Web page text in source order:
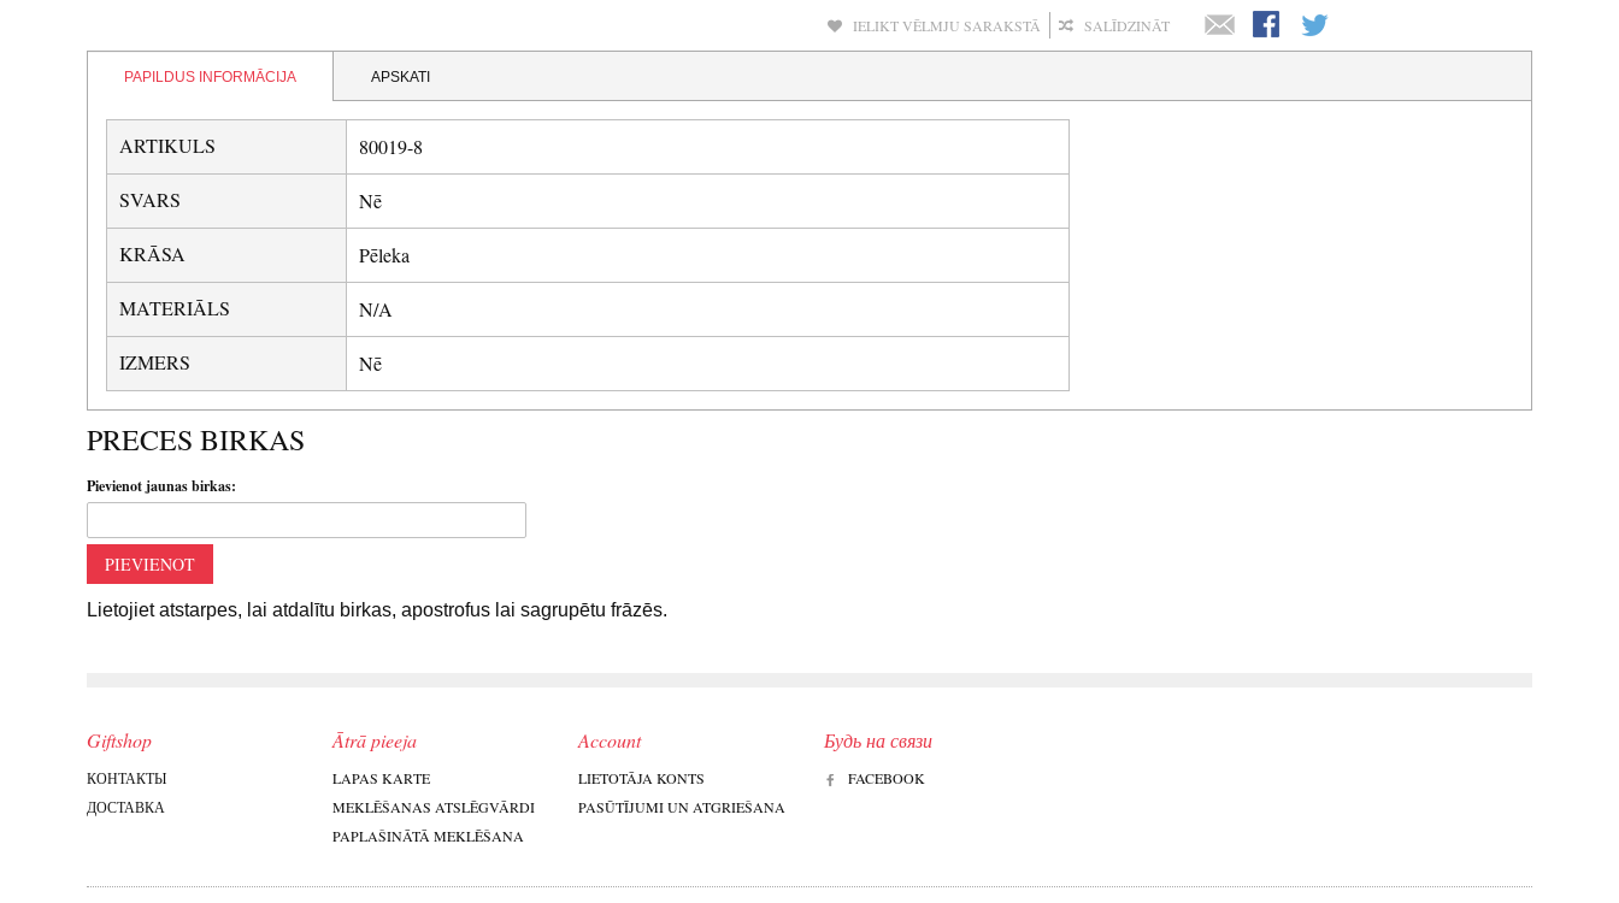
IELIKT VĒLMJU SARAKSTĀ SALĪDZINĀT
PAPILDUS INFORMĀCIJA APSKATI
ARTIKULS 80019-8
SVARS Nē
KRĀSA Pēleka
MATERIĀLS N/A
IZMERS Nē
PRECES BIRKAS
Pievienot jaunas birkas:
PIEVIENOT
Lietojiet atstarpes, lai atdalītu birkas, apostrofus lai sagrupētu frāzēs.
Giftshop
КОНТАКТЫ
ДОСТАВКА
Ātrā pieeja
LAPAS KARTE
MEKLĒŠANAS ATSLĒGVĀRDI
PAPLAŠINĀTĀ MEKLĒŠANA
Account
LIETOTĀJA KONTS
PASŪTĪJUMI UN ATGRIEŠANA
Будь на связи
FACEBOOK